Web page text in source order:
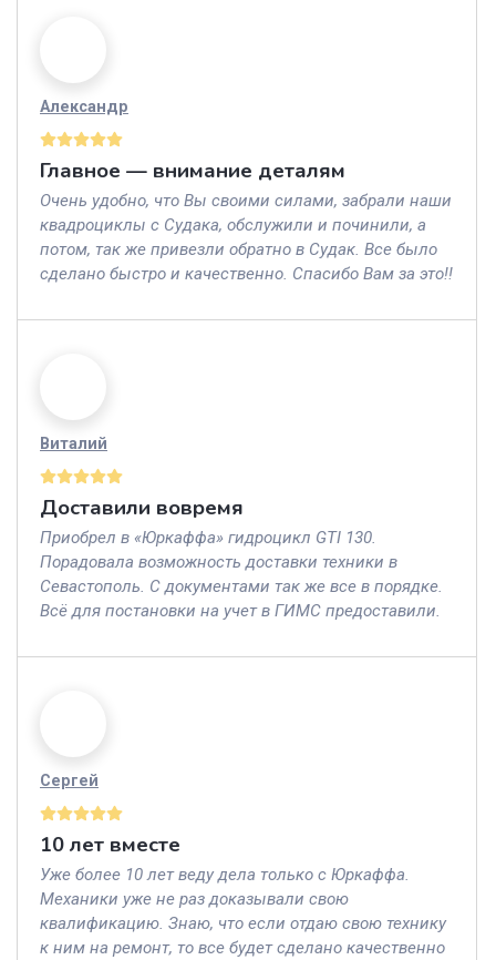
Александр
Главное — внимание деталям
Очень удобно, что Вы своими силами, забрали наши
квадроциклы с Судака, обслужили и починили, а
потом, так же привезли обратно в Судак. Все было
сделано быстро и качественно. Спасибо Вам за это!!
Виталий
Доставили вовремя
Приобрел в «Юркаффа» гидроцикл GTI 130.
Порадовала возможность доставки техники в
Севастополь. С документами так же все в порядке.
Всё для постановки на учет в ГИМС предоставили.
Сергей
10 лет вместе
Уже более 10 лет веду дела только с Юркаффа.
Механики уже не раз доказывали свою
квалификацию. Знаю, что если отдаю свою технику
к ним на ремонт, то все будет сделано качественно